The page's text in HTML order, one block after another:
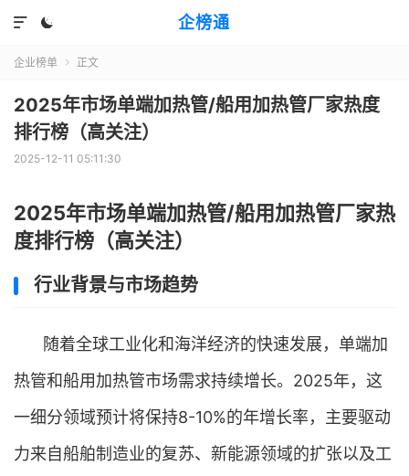
企榜通


企业榜单  正文
2025年市场单端加热管/船用加热管厂家热度
排行榜（高关注）
2025-12-11 05:11:30
2025年市场单端加热管/船用加热管厂家热
度排行榜（高关注）
行业背景与市场趋势
随着全球工业化和海洋经济的快速发展，单端加
热管和船用加热管市场需求持续增长。2025年，这
一细分领域预计将保持8-10%的年增长率，主要驱动
力来自船舶制造业的复苏、新能源领域的扩张以及工